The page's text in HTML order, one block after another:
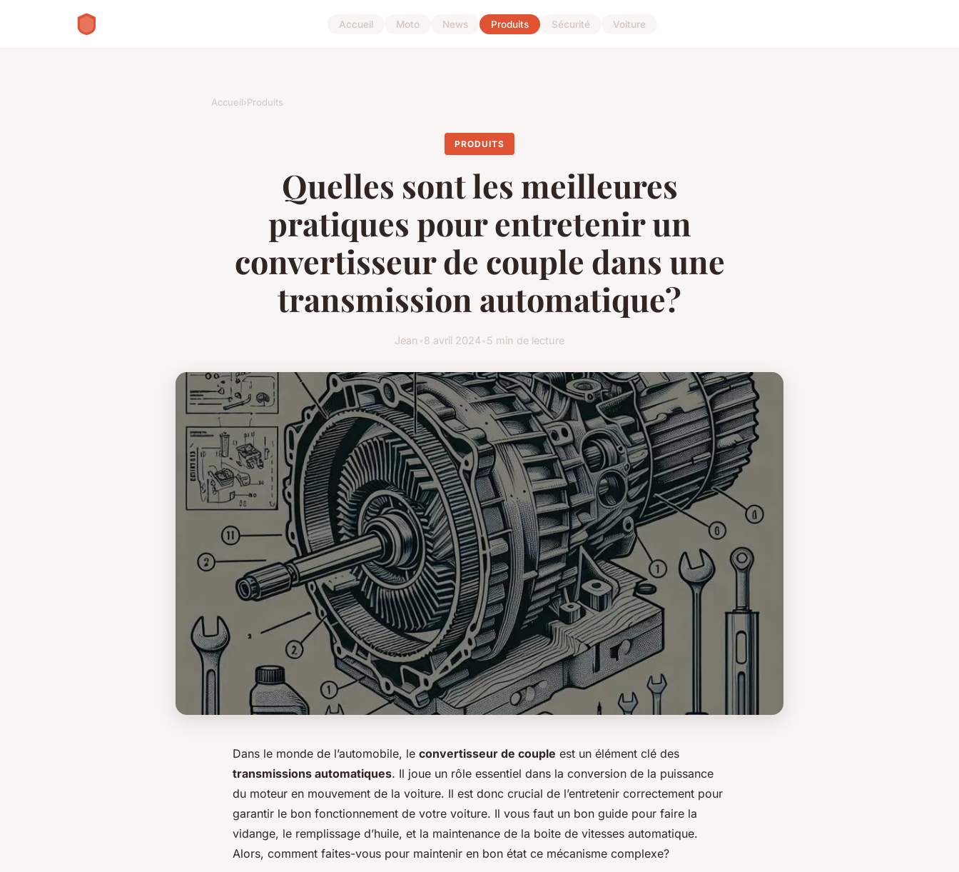
Accueil Moto News Produits Sécurité Voiture
Accueil›Produits
PRODUITS
Quelles sont les meilleures
pratiques pour entretenir un
convertisseur de couple dans une
transmission automatique?
Jean •8 avril 2024•5 min de lecture
Dans le monde de l’automobile, le convertisseur de couple est un élément clé des
transmissions automatiques. Il joue un rôle essentiel dans la conversion de la puissance
du moteur en mouvement de la voiture. Il est donc crucial de l’entretenir correctement pour
garantir le bon fonctionnement de votre voiture. Il vous faut un bon guide pour faire la
vidange, le remplissage d’huile, et la maintenance de la boite de vitesses automatique.
Alors, comment faites-vous pour maintenir en bon état ce mécanisme complexe?